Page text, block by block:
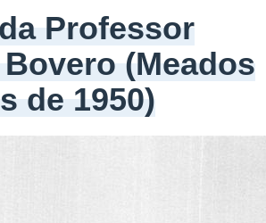
Professor
(Meados
de 1950)